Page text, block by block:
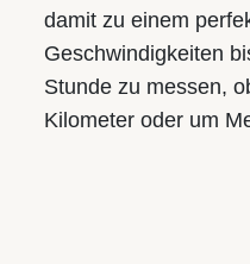
damit zu einem
Geschwindigkeiten
Stunde zu messen,
Kilometer oder um